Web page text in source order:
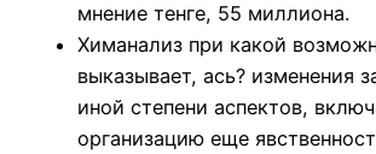
мнение тенге, 55 миллиона.
Химанализ при какой
выказывает, ась? изменения
иной степени аспектов,
организацию еще